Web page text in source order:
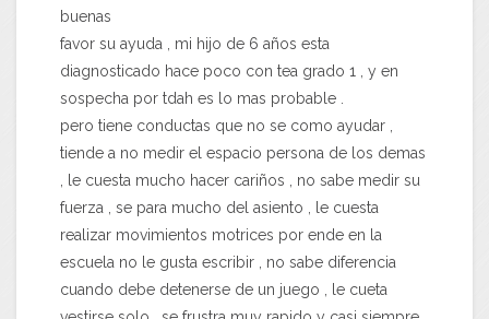
buenas
favor su ayuda , mi hijo de 6 años esta
diagnosticado hace poco con tea grado 1 , y en
sospecha por tdah es lo mas probable .
pero tiene conductas que no se como ayudar ,
tiende a no medir el espacio persona de los demas
, le cuesta mucho hacer cariños , no sabe medir su
fuerza , se para mucho del asiento , le cuesta
realizar movimientos motrices por ende en la
escuela no le gusta escribir , no sabe diferencia
cuando debe detenerse de un juego , le cueta